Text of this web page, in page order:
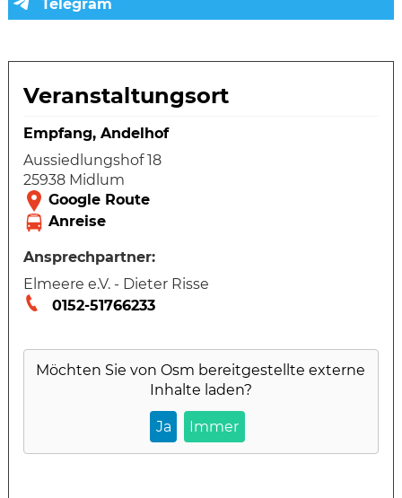
Veranstaltungsort
Empfang, Andelhof
Aussiedlungshof 18
25938 Midlum
Ansprechpartner:
Elmeere e.V. - Dieter Risse
0152-51766233
Möchten Sie vonOsm bereitgestellte externe
Inhalte laden?
Ja Immer